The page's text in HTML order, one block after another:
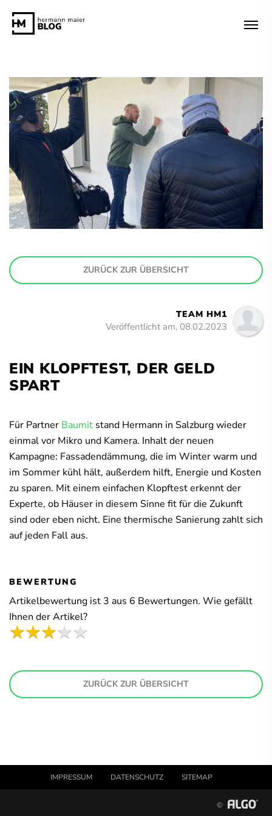
ZURÜCK ZUR ÜBERSICHT
TEAM HM1
Veröffentlicht am, 08.02.2023
EIN KLOPFTEST, DER GELD
SPART
Für Partner Baumit stand Hermann in Salzburg wieder
einmal vor Mikro und Kamera. Inhalt der neuen
Kampagne: Fassadendämmung, die im Winter warm und
im Sommer kühl hält, außerdem hilft, Energie und Kosten
zu sparen. Mit einem einfachen Klopftest erkennt der
Experte, ob Häuser in diesem Sinne fit für die Zukunft
sind oder eben nicht. Eine thermische Sanierung zahlt sich
auf jeden Fall aus.
BEWERTUNG
Artikelbewertung ist 3 aus 6 Bewertungen. Wie gefällt
Ihnen der Artikel?
ZURÜCK ZUR ÜBERSICHT
IMPRESSUM DATENSCHUTZ SITEMAP
©